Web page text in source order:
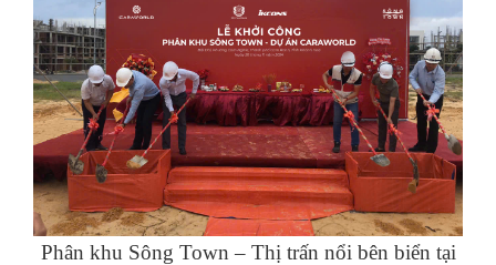
Phân khu Sông Town – Thị trấn nổi bên biển tại